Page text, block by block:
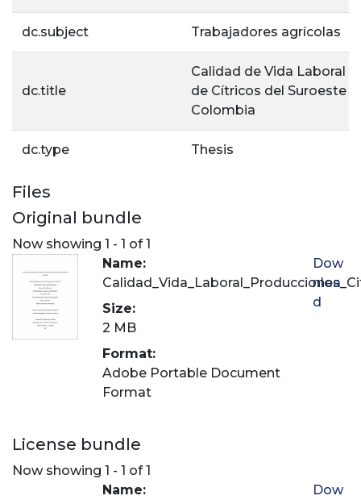
dc.subject Trabajadores agrícolas
dc.title
Calidad de Vida Laboral
de Cítricos del Suroeste
Colombia
dc.type Thesis
Files
Original bundle
Now showing 1 - 1 of 1
Name:
Size:
2 MB
Format:
Adobe Portable Document
Format
Dow
nloa
d
License bundle
Now showing 1 - 1 of 1
Name:
Dow